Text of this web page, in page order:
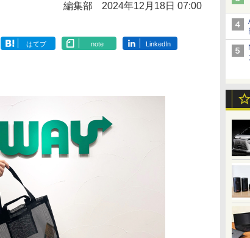
編集部 2024年12月18日 07:00
はてブ note LinkedIn